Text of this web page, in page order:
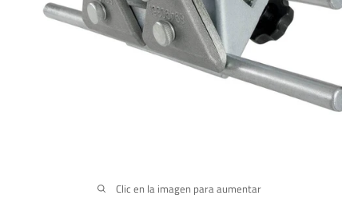
Clic en la imagen para aumentar